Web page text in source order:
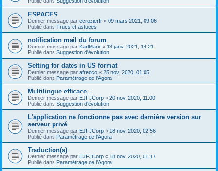
ESPACES
Dernier message par ecrozierfr « 09 mars 2021, 09:06
Publié dans Trucs et astuces
notification mail du forum
Dernier message par KarlMarx « 13 janv. 2021, 14:21
Publié dans Suggestion d'évolution
Setting for dates in US format
Dernier message par afredco « 25 nov. 2020, 01:05
Publié dans Paramétrage de l'Agora
Multilingue efficace...
Dernier message par EJFJCorp « 20 nov. 2020, 11:00
Publié dans Suggestion d'évolution
L'application ne fonctionne pas avec dernière version sur
serveur privé
Dernier message par EJFJCorp « 18 nov. 2020, 02:56
Publié dans Paramétrage de l'Agora
Traduction(s)
Dernier message par EJFJCorp « 18 nov. 2020, 01:17
Publié dans Paramétrage de l'Agora